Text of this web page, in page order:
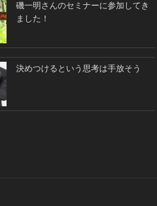
磯一明さんのセミナーに参加してき
ました！
決めつけるという思考は手放そう